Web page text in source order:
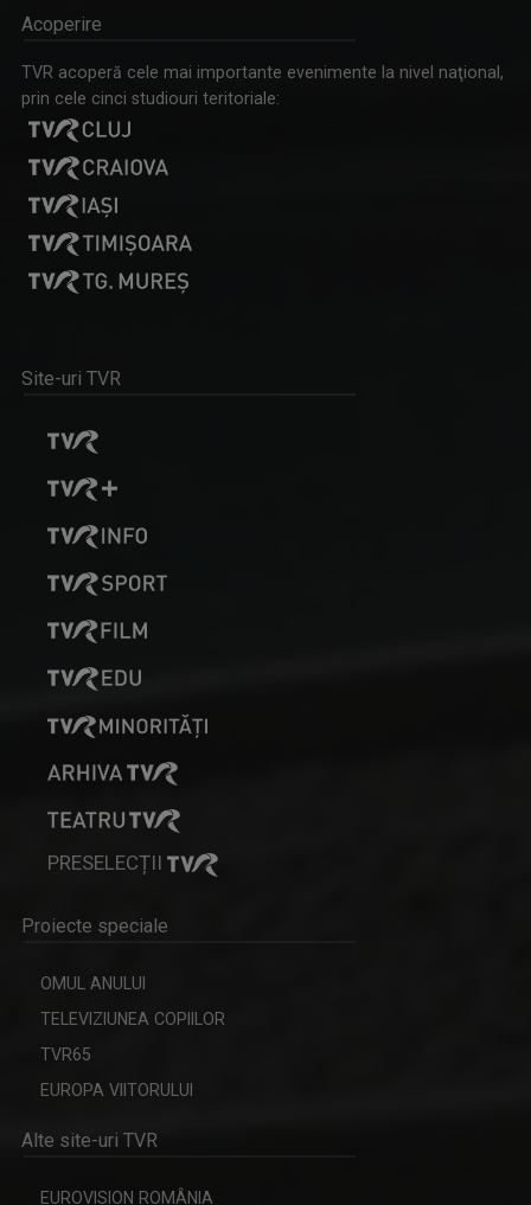
Acoperire
TVR acoperă cele mai importante evenimente la nivel naţional,
prin cele cinci studiouri teritoriale:
Site-uri TVR
PRESELECȚII
Proiecte speciale
OMUL ANULUI
TELEVIZIUNEA COPIILOR
TVR65
EUROPA VIITORULUI
Alte site-uri TVR
EUROVISION ROMÂNIA